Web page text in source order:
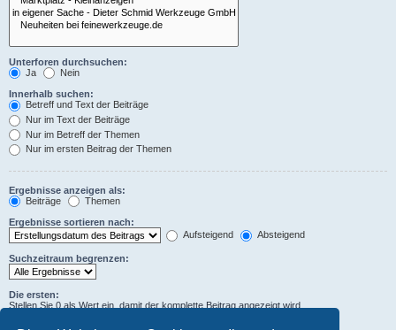
Unterforen durchsuchen:
Ja
Nein
Innerhalb suchen:
Betreff und Text der Beiträge
Nur im Text der Beiträge
Nur im Betreff der Themen
Nur im ersten Beitrag der Themen
Ergebnisse anzeigen als:
Beiträge
Themen
Ergebnisse sortieren nach:
Aufsteigend
Absteigend
Suchzeitraum begrenzen:
Die ersten:
Stellen Sie 0 als Wert ein, damit der komplette Beitrag angezeigt wird.